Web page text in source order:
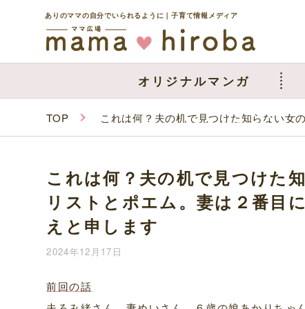
ありのママの自分でいられるように｜子育て情報メディア
オリジナルマンガ
TOP これは何？夫の机で見つけた知らない女
これは何？夫の机で見つけた
リストとポエム。妻は２番目
えと申します
2024年12月17日
前回の話